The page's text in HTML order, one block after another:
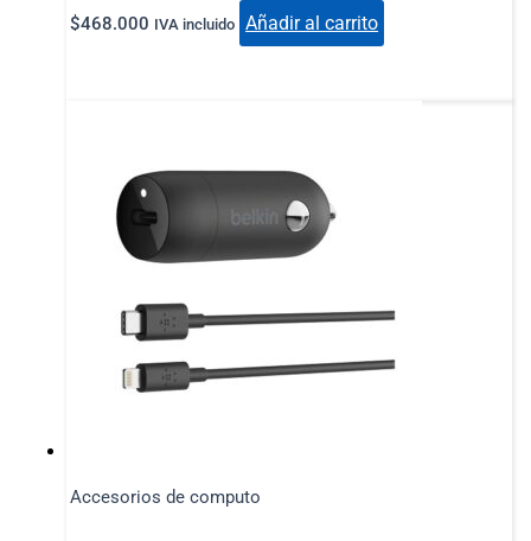
$468.000 IVA incluido Añadir al carrito
Accesorios de computo